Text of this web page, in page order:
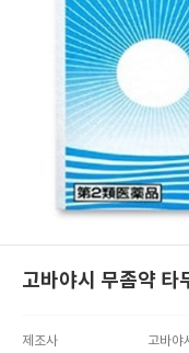
고바야시 무좀약
제조사
고바야